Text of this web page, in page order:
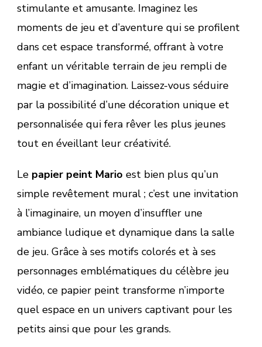
stimulante et amusante. Imaginez les
moments de jeu et d’aventure qui se profilent
dans cet espace transformé, offrant à votre
enfant un véritable terrain de jeu rempli de
magie et d’imagination. Laissez-vous séduire
par la possibilité d’une décoration unique et
personnalisée qui fera rêver les plus jeunes
tout en éveillant leur créativité.
Le papier peint Mario est bien plus qu’un
simple revêtement mural ; c’est une invitation
à l’imaginaire, un moyen d’insuffler une
ambiance ludique et dynamique dans la salle
de jeu. Grâce à ses motifs colorés et à ses
personnages emblématiques du célèbre jeu
vidéo, ce papier peint transforme n’importe
quel espace en un univers captivant pour les
petits ainsi que pour les grands.